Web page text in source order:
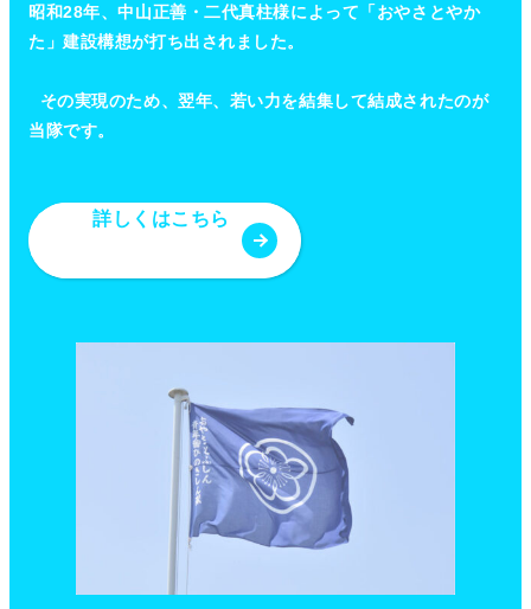
昭和28年、中山正善・二代真柱様によって「おやさとやか
た」建設構想が打ち出されました。
その実現のため、翌年、若い力を結集して結成されたのが
当隊です。
詳しくはこちら